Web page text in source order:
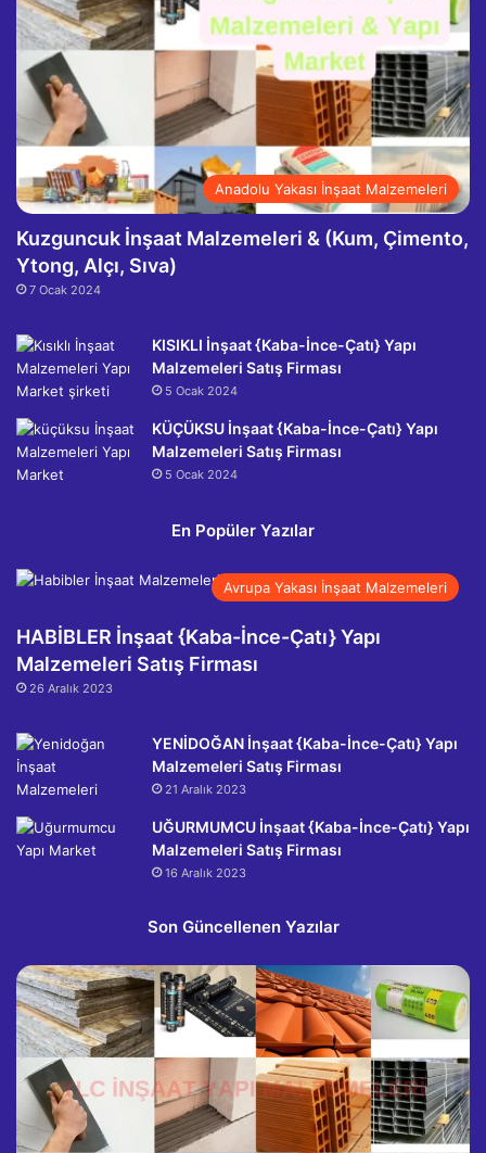
Anadolu Yakası İnşaat Malzemeleri
Kuzguncuk İnşaat Malzemeleri & (Kum, Çimento,
Ytong, Alçı, Sıva)
7 Ocak 2024
KISIKLI İnşaat {Kaba-İnce-Çatı} Yapı
Malzemeleri Satış Firması
5 Ocak 2024
KÜÇÜKSU İnşaat {Kaba-İnce-Çatı} Yapı
Malzemeleri Satış Firması
5 Ocak 2024
En Popüler Yazılar
Avrupa Yakası İnşaat Malzemeleri
HABİBLER İnşaat {Kaba-İnce-Çatı} Yapı
Malzemeleri Satış Firması
26 Aralık 2023
YENİDOĞAN İnşaat {Kaba-İnce-Çatı} Yapı
Malzemeleri Satış Firması
21 Aralık 2023
UĞURMUMCU İnşaat {Kaba-İnce-Çatı} Yapı
Malzemeleri Satış Firması
16 Aralık 2023
Son Güncellenen Yazılar